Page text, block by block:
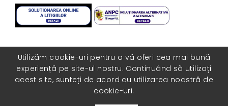
Utilizăm cookie-uri pentru a vă oferi cea mai bună
experiență pe site-ul nostru. Continuând să utilizați
acest site, sunteți de acord cu utilizarea noastră de
cookie-uri.
Toate drepturile rezervate. Realizat cu ❤️ de
catre COLORISITE.RO